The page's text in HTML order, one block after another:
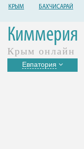
КРЫМ БАХЧИСАРАЙ
Киммерия
Крым онлайн
Евпатория